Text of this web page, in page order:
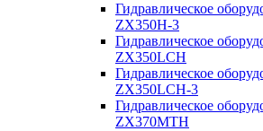
Гидравлическое
ZX350H-3
Гидравлическое
ZX350LCH
Гидравлическое
ZX350LCH-3
Гидравлическое
ZX370MTH